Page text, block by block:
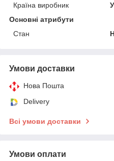
Країна виробник
Основні атрибути
Стан
Умови доставки
Нова Пошта
Delivery
Всі умови доставки
Умови оплати